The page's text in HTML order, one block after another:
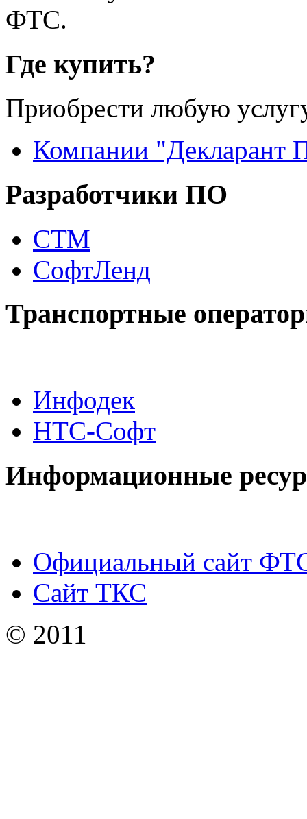
ФТС.
Где купить?
Приобрести любую
Компании "Декларант
Разработчики ПО
СТМ
СофтЛенд
Транспортные
Инфодек
НТС-Софт
Информационные
Официальный сайт
Сайт ТКС
© 2011